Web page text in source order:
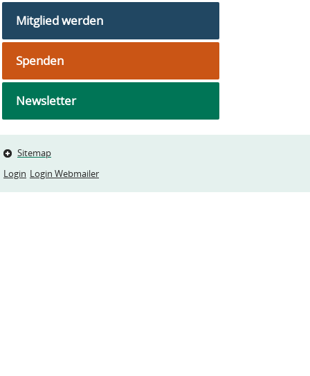
Mitglied werden
Spenden
Newsletter
Sitemap
Login Login Webmailer